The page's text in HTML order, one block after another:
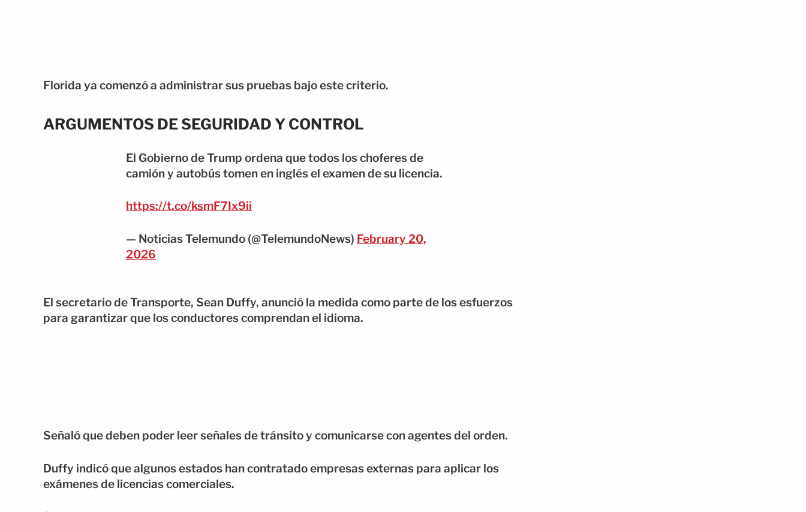
Florida ya comenzó a administrar sus pruebas bajo este criterio.
ARGUMENTOS DE SEGURIDAD Y CONTROL
El Gobierno de Trump ordena que todos los choferes de
camión y autobús tomen en inglés el examen de su licencia.
https://t.co/ksmF7Ix9ii
— Noticias Telemundo (@TelemundoNews) February 20,
2026
El secretario de Transporte, Sean Duffy, anunció la medida como parte de los esfuerzos
para garantizar que los conductores comprendan el idioma.
Señaló que deben poder leer señales de tránsito y comunicarse con agentes del orden.
Duffy indicó que algunos estados han contratado empresas externas para aplicar los
exámenes de licencias comerciales.